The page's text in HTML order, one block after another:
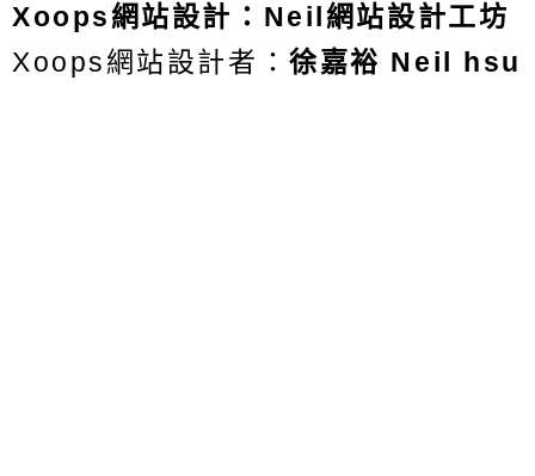
Xoops網站設計 ： Neil網站設計工坊
Xoops網站設計者：徐嘉裕 Neil hsu